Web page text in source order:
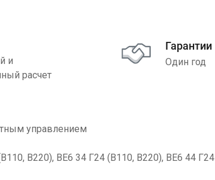
и
расчет
Гарантии
Один год
управлением
В220), ВЕ6 34 Г24 (В110, В220), ВЕ6 44 Г24